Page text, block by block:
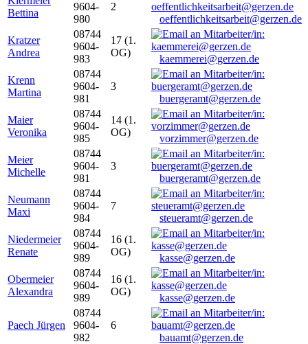
Bettina
9604-
980
2
oeffentlichkeitsarbeit@gerzen.de
Kratzer
Andrea
08744
9604-
983
17 (1.
OG)
kaemmerei@gerzen.de
Krenn
Martina
08744
9604-
981
3
buergeramt@gerzen.de
Maier
Veronika
08744
9604-
985
14 (1.
OG)
vorzimmer@gerzen.de
Meier
Michelle
08744
9604-
981
3
buergeramt@gerzen.de
Neumann
Maxi
08744
9604-
984
7
steueramt@gerzen.de
Niedermeier
Renate
08744
9604-
989
16 (1.
OG)
kasse@gerzen.de
Obermeier
Alexandra
08744
9604-
989
16 (1.
OG)
kasse@gerzen.de
Paech Jürgen
08744
9604-
982
6
bauamt@gerzen.de